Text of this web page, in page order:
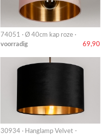
74051 · Ø 40cm kap roze ·
voorradig
69,90
30934 · Hanglamp Velvet -